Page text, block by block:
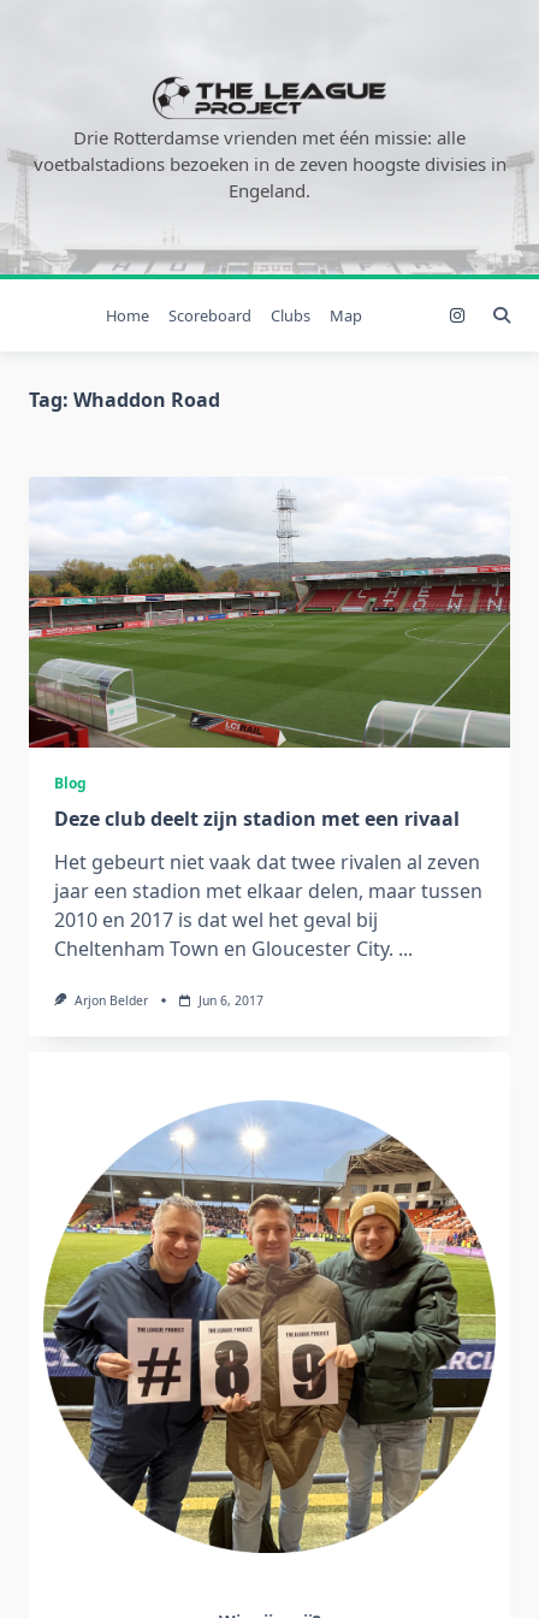
Drie Rotterdamse vrienden met één missie: alle
voetbalstadions bezoeken in de zeven hoogste divisies in
Engeland.
Home Scoreboard Clubs Map
Tag: Whaddon Road
Blog
Deze club deelt zijn stadion met een rivaal
Het gebeurt niet vaak dat twee rivalen al zeven
jaar een stadion met elkaar delen, maar tussen
2010 en 2017 is dat wel het geval bij
Cheltenham Town en Gloucester City. ...
Arjon Belder Jun 6, 2017